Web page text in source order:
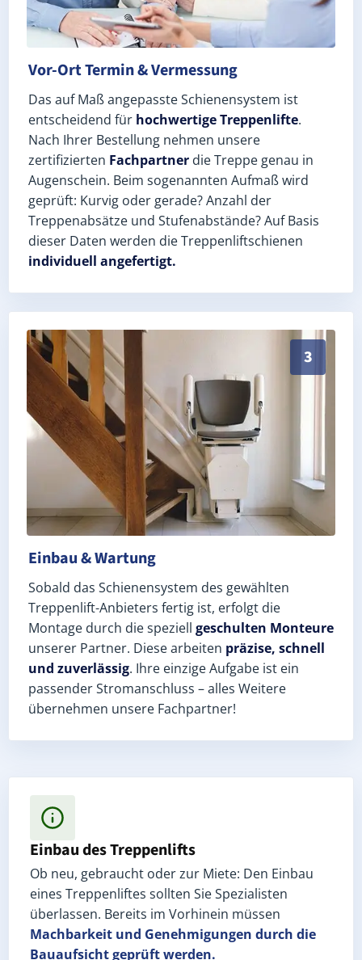
Vor-Ort Termin & Vermessung
Das auf Maß angepasste Schienensystem ist
entscheidend für hochwertige Treppenlifte.
Nach Ihrer Bestellung nehmen unsere
zertifizierten Fachpartner die Treppe genau in
Augenschein. Beim sogenannten Aufmaß wird
geprüft: Kurvig oder gerade? Anzahl der
Treppenabsätze und Stufenabstände? Auf Basis
dieser Daten werden die Treppenliftschienen
individuell angefertigt.
3
Schneller, sauberer Einbau durch zertifizierte
Einbau & Wartung
Sobald das Schienensystem des gewählten
Treppenlift-Anbieters fertig ist, erfolgt die
Montage durch die speziell geschulten Monteure
unserer Partner. Diese arbeiten präzise, schnell
und zuverlässig. Ihre einzige Aufgabe ist ein
passender Stromanschluss – alles Weitere
übernehmen unsere Fachpartner!
Einbau des Treppenlifts
Ob neu, gebraucht oder zur Miete: Den Einbau
eines Treppenliftes sollten Sie Spezialisten
überlassen. Bereits im Vorhinein müssen
Machbarkeit und Genehmigungen durch die
Bauaufsicht geprüft werden.